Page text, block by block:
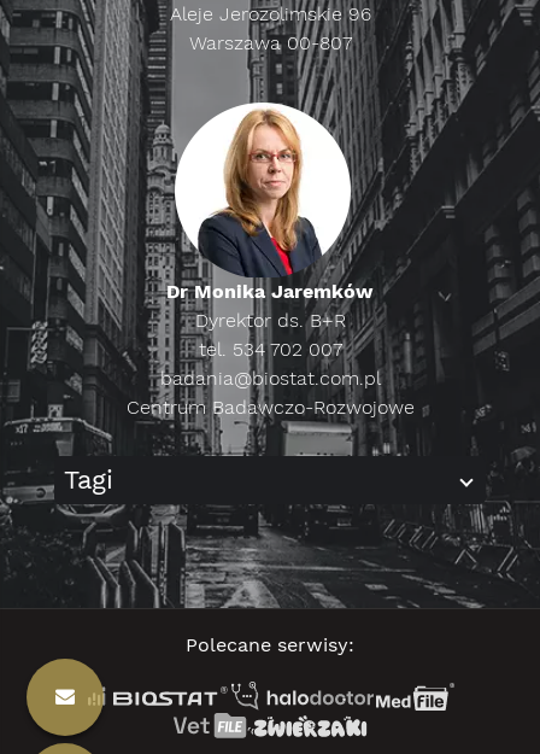
Aleje Jerozolimskie 96
Warszawa 00-807
Dr Monika Jaremków
Dyrektor ds. B+R
tel. 534 702 007
badania@biostat.com.pl
Centrum Badawczo-Rozwojowe
Tagi
Polecane serwisy: